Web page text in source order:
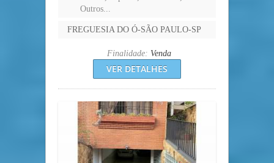
Outros...
FREGUESIA DO Ó-SÃO PAULO-SP
Finalidade: Venda
VER DETALHES